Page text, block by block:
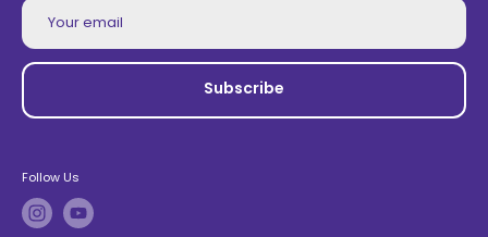
Your email
Subscribe
Follow Us